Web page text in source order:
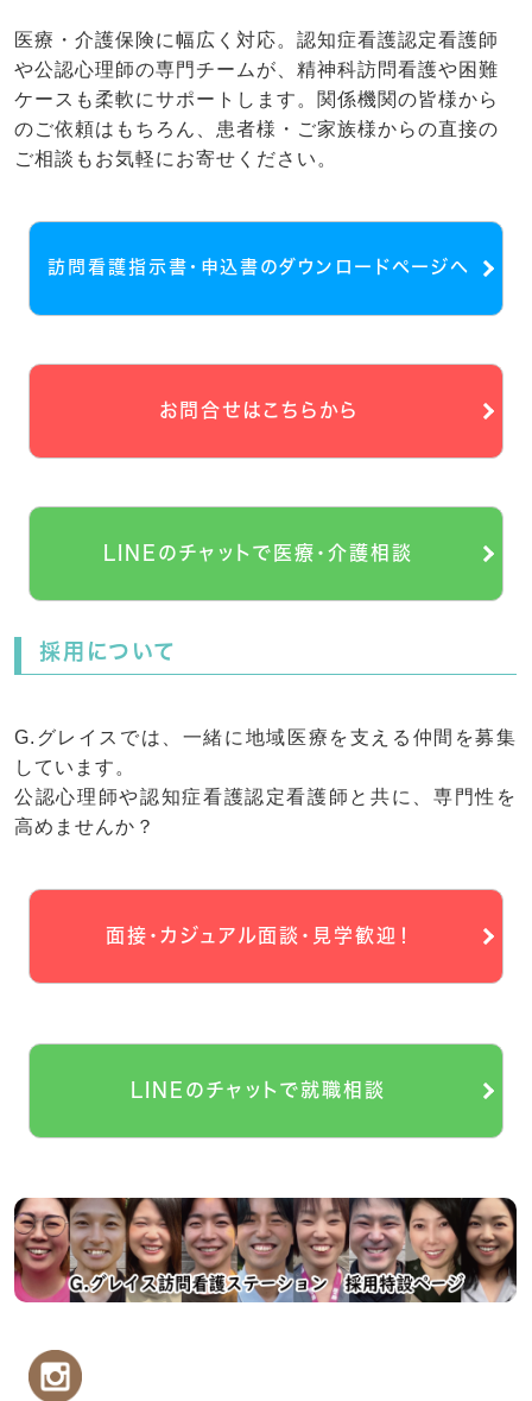
医療・介護保険に幅広く対応。認知症看護認定看護師
や公認心理師の専門チームが、精神科訪問看護や困難
ケースも柔軟にサポートします。関係機関の皆様から
のご依頼はもちろん、患者様・ご家族様からの直接の
ご相談もお気軽にお寄せください。
訪問看護指示書・申込書のダウンロードページへ
お問合せはこちらから
LINEのチャットで医療・介護相談
採用について
G.グレイスでは、一緒に地域医療を支える仲間を募集
しています。
公認心理師や認知症看護認定看護師と共に、専門性を
高めませんか？
面接・カジュアル面談・見学歓迎！
LINEのチャットで就職相談